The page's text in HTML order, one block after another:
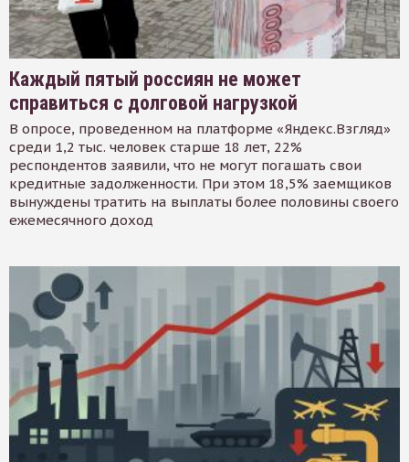
Каждый пятый россиян не может
справиться с долговой нагрузкой
В опросе, проведенном на платформе «Яндекс.Взгляд»
среди 1,2 тыс. человек старше 18 лет, 22%
респондентов заявили, что не могут погашать свои
кредитные задолженности. При этом 18,5% заемщиков
вынуждены тратить на выплаты более половины своего
ежемесячного доход